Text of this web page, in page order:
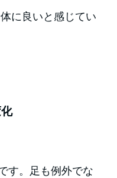
に良いと感じてい
す。足も例外でな